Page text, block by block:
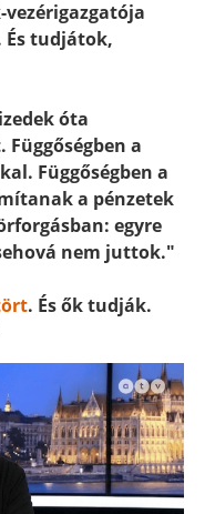
És tudjátok,
óta
a
Függőségben a
a pénzetek
egyre
nem juttok."
. És ők tudják.